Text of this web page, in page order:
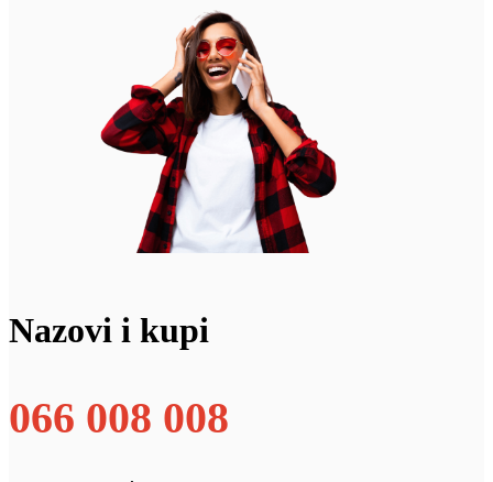
Nazovi i kupi
066 008 008